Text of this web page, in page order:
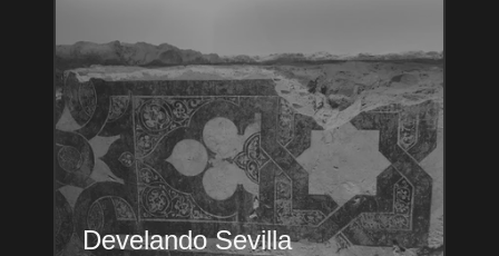
Develando Sevilla